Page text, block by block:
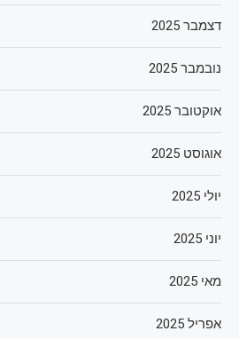
דצמבר 2025
נובמבר 2025
אוקטובר 2025
אוגוסט 2025
יולי 2025
יוני 2025
מאי 2025
אפריל 2025